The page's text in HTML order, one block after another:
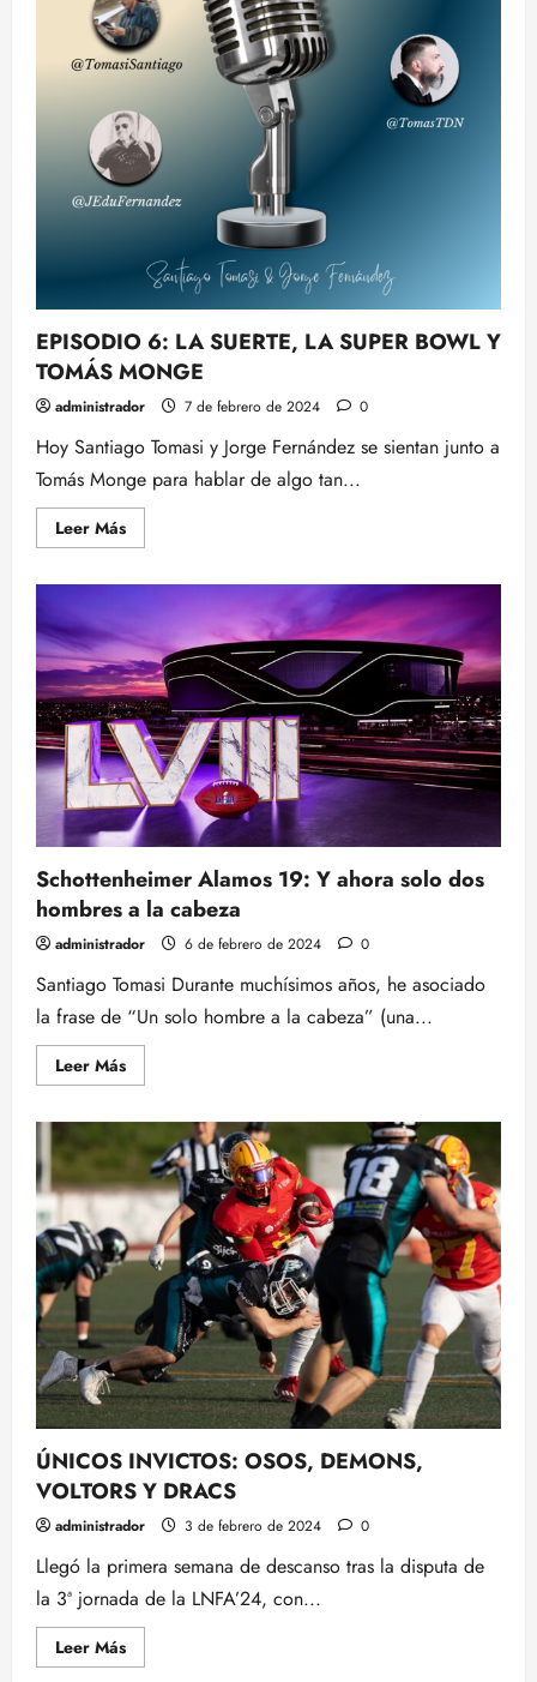
EPISODIO 6: LA SUERTE, LA SUPER BOWL Y
TOMÁS MONGE
administrador 7 de febrero de 2024 0
Hoy Santiago Tomasi y Jorge Fernández se sientan junto a
Tomás Monge para hablar de algo tan...
Leer MásLeer
más
EPISODIO
SUERTE,
LA
SUPER
BOWL
Y
TOMÁS
MONGE
Schottenheimer Alamos 19: Y ahora solo dos
hombres a la cabeza
administrador 6 de febrero de 2024 0
Santiago Tomasi Durante muchísimos años, he asociado
la frase de “Un solo hombre a la cabeza” (una...
Leer MásLeer
más
Schottenheimer
Alamos
Y
ahora
solo
dos
hombres
a
cabeza
ÚNICOS INVICTOS: OSOS, DEMONS,
VOLTORS Y DRACS
administrador 3 de febrero de 2024 0
Llegó la primera semana de descanso tras la disputa de
la 3ª jornada de la LNFA’24, con...
Leer MásLeer
más